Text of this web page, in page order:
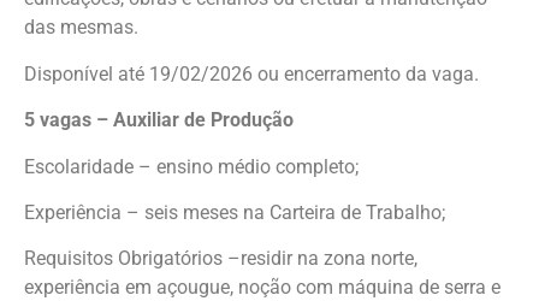
das mesmas.
Disponível até 19/02/2026 ou encerramento da vaga.
5 vagas – Auxiliar de Produção
Escolaridade – ensino médio completo;
Experiência – seis meses na Carteira de Trabalho;
Requisitos Obrigatórios –residir na zona norte,
experiência em açougue, noção com máquina de serra e